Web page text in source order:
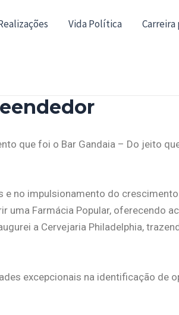
Vida Política
que foi o Bar Gandaia – Do jeito
no impulsionamento do
uma Farmácia Popular, oferecendo
a Cervejaria Philadelphia,
excepcionais na identificação de